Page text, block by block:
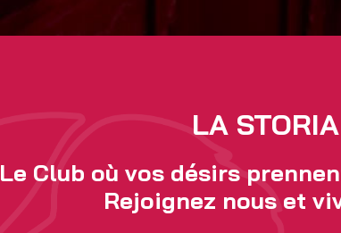
LA
Le Club où vos désirs
Rejoignez nous et